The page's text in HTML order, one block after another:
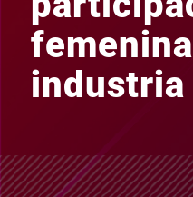
industria